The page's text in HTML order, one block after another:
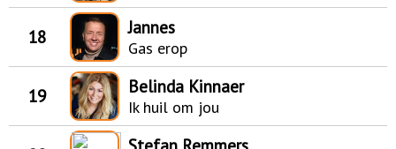
18 Jannes
Gas erop
19 Belinda Kinnaer
Ik huil om jou